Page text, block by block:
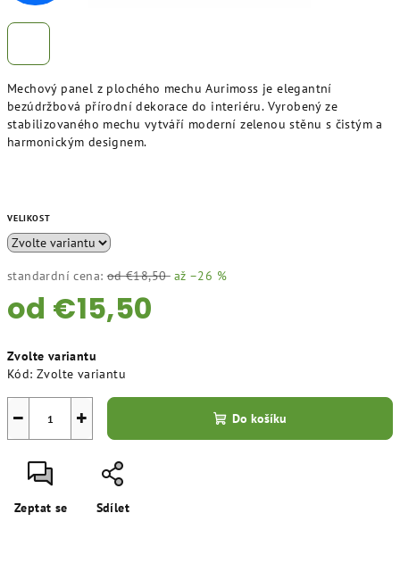
Mechový panel z plochého mechu Aurimoss je elegantní
bezúdržbová přírodní dekorace do interiéru. Vyrobený ze
stabilizovaného mechu vytváří moderní zelenou stěnu s čistým a
harmonickým designem.
VELIKOST
standardní cena: od €18,50 až –26 %
od €15,50
cena:
Zvolte variantu
Kód: Zvolte variantu
+
− Do košíku
Zeptat se Sdílet